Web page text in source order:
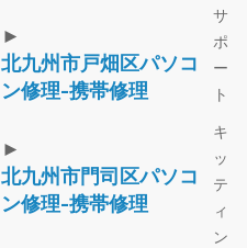
►
北九州市戸畑区パソコ
ン修理-携帯修理
►
北九州市門司区パソコ
ン修理-携帯修理
サ
ポ
ー
ト
キ
ッ
テ
ィ
ン